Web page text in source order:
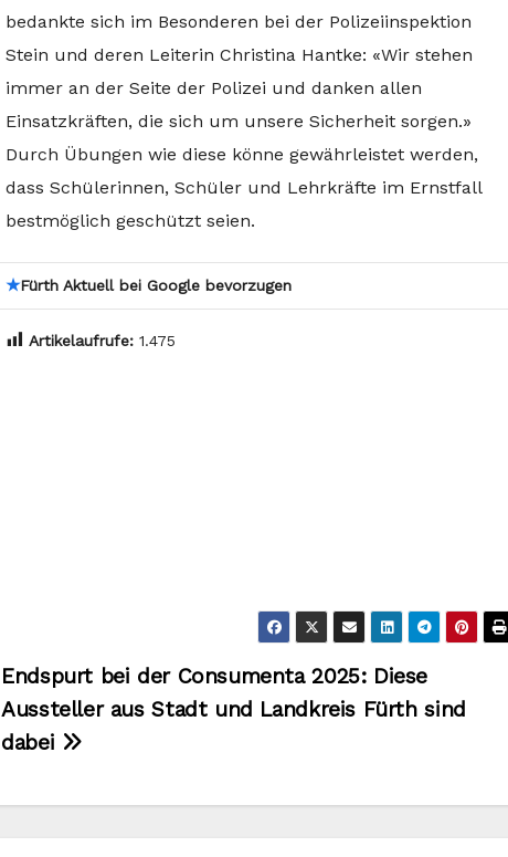
bedankte sich im Besonderen bei der Polizeiinspektion
Stein und deren Leiterin Christina Hantke: «Wir stehen
immer an der Seite der Polizei und danken allen
Einsatzkräften, die sich um unsere Sicherheit sorgen.»
Durch Übungen wie diese könne gewährleistet werden,
dass Schülerinnen, Schüler und Lehrkräfte im Ernstfall
bestmöglich geschützt seien.
★Fürth Aktuell bei Google bevorzugen
Artikelaufrufe: 1.475
Endspurt bei der Consumenta 2025: Diese
Aussteller aus Stadt und Landkreis Fürth sind
dabei